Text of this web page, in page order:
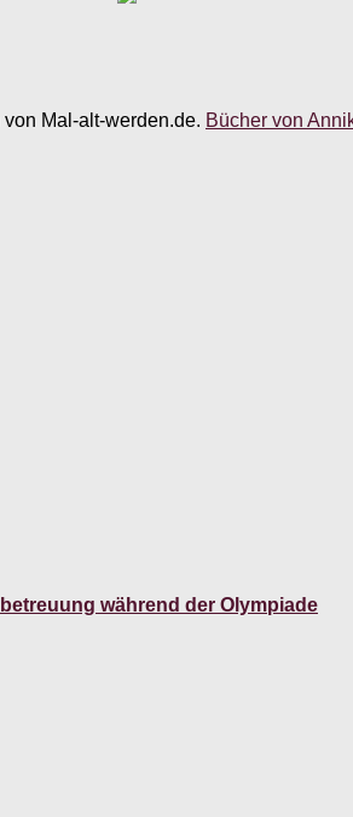
Mal-alt-werden.de. Bücher von
während der Olympiade